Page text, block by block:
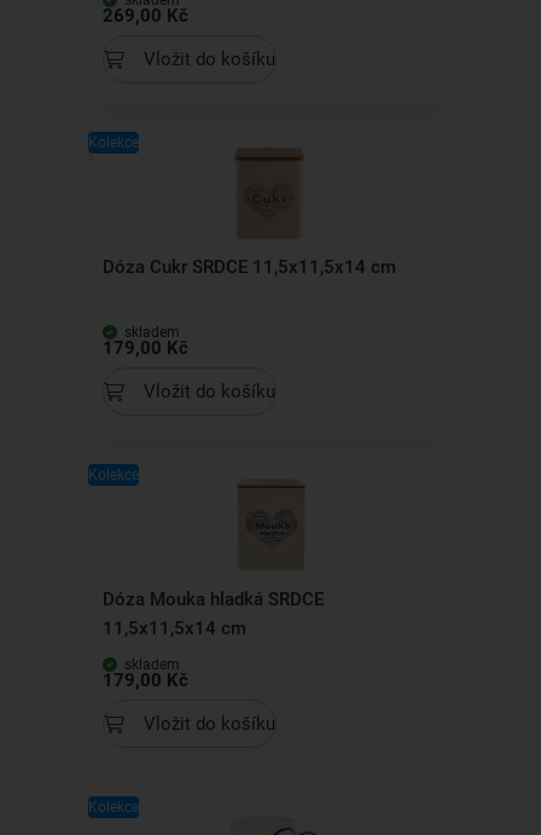
269,00 Kč
Vložit do košíku
Kolekce
Dóza Cukr SRDCE 11,5x11,5x14 cm
skladem
179,00 Kč
Vložit do košíku
Kolekce
Dóza Mouka hladká SRDCE
11,5x11,5x14 cm
skladem
179,00 Kč
Vložit do košíku
Kolekce